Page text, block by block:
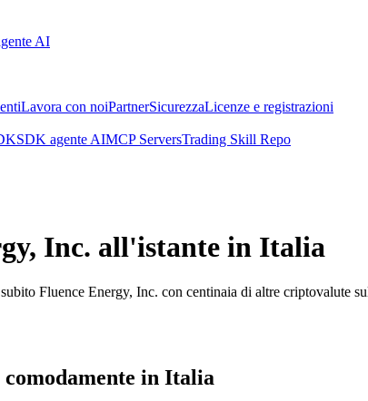
AI
Lavora con noiPartnerSicurezzaLicenze e registrazioni
SDK agente AIMCP ServersTrading Skill Repo
Inc. all'istante in Italia
Fluence Energy, Inc. con centinaia di altre criptovalute
in Italia